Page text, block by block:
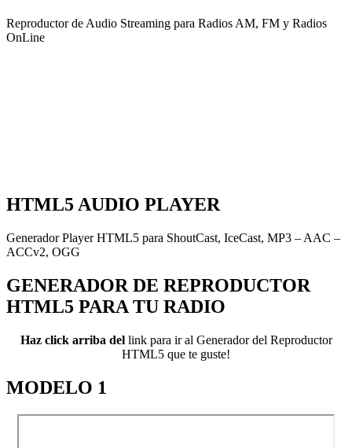
Reproductor de Audio Streaming para Radios AM, FM y Radios
OnLine
HTML5 AUDIO PLAYER
Generador Player HTML5 para ShoutCast, IceCast, MP3 – AAC –
ACCv2, OGG
GENERADOR DE REPRODUCTOR
HTML5 PARA TU RADIO
Haz click arriba dellink para ir al Generador del Reproductor
HTML5 que te guste!
MODELO 1